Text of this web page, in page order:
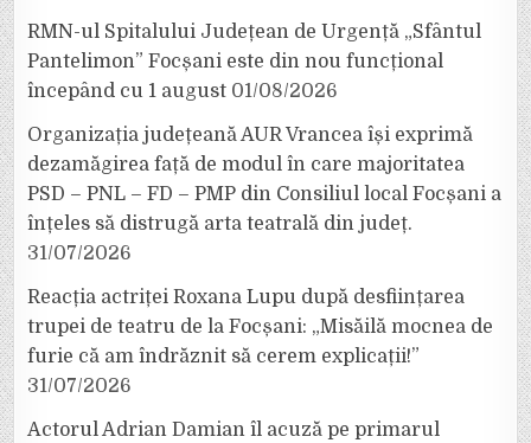
RMN-ul Spitalului Județean de Urgență „Sfântul
Pantelimon” Focșani este din nou funcțional
începând cu 1 august 01/08/2026
Organizația județeană AUR Vrancea își exprimă
dezamăgirea față de modul în care majoritatea
PSD – PNL – FD – PMP din Consiliul local Focșani a
înțeles să distrugă arta teatrală din județ.
31/07/2026
Reacția actriței Roxana Lupu după desființarea
trupei de teatru de la Focșani: „Misăilă mocnea de
furie că am îndrăznit să cerem explicații!”
31/07/2026
Actorul Adrian Damian îl acuză pe primarul